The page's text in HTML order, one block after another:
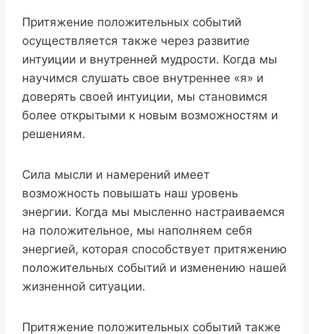
Притяжение положительных событий
осуществляется также через развитие
интуиции и внутренней мудрости. Когда мы
научимся слушать свое внутреннее «я» и
доверять своей интуиции, мы становимся
более открытыми к новым возможностям и
решениям.
Сила мысли и намерений имеет
возможность повышать наш уровень
энергии. Когда мы мысленно настраиваемся
на положительное, мы наполняем себя
энергией, которая способствует притяжению
положительных событий и изменению нашей
жизненной ситуации.
Притяжение положительных событий также